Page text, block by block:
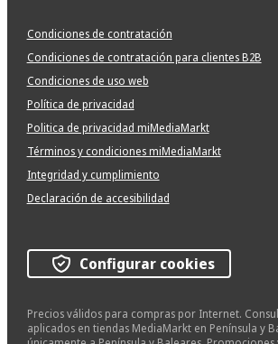
Condiciones de contratación
Condiciones de contratación para clientes B2B
Condiciones de uso web
Política de privacidad
Politica de privacidad miMediaMarkt
Términos y condiciones miMediaMarkt
Integridad y cumplimiento
Declaración de accesibilidad
Configurar cookies
Precios válidos para compras por Internet.
aplicados en tiendas MediaMarkt en Península y